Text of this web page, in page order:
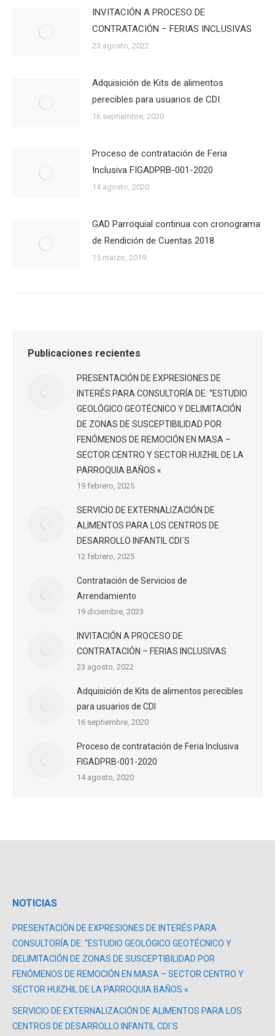
INVITACIÓN A PROCESO DE
CONTRATACIÓN – FERIAS INCLUSIVAS
23 agosto, 2022
Adquisición de Kits de alimentos
perecibles para usuarios de CDI
16 septiembre, 2020
Proceso de contratación de Feria
Inclusiva FIGADPRB-001-2020
14 agosto, 2020
GAD Parroquial continua con cronograma
de Rendición de Cuentas 2018
15 marzo, 2019
Publicaciones recientes
PRESENTACIÓN DE EXPRESIONES DE
INTERÉS PARA CONSULTORÍA DE: “ESTUDIO
GEOLÓGICO GEOTÉCNICO Y DELIMITACIÓN
DE ZONAS DE SUSCEPTIBILIDAD POR
FENÓMENOS DE REMOCIÓN EN MASA –
SECTOR CENTRO Y SECTOR HUIZHIL DE LA
PARROQUIA BAÑOS «
19 febrero, 2025
SERVICIO DE EXTERNALIZACIÓN DE
ALIMENTOS PARA LOS CENTROS DE
DESARROLLO INFANTIL CDI´S
12 febrero, 2025
Contratación de Servicios de
Arrendamiento
19 diciembre, 2023
INVITACIÓN A PROCESO DE
CONTRATACIÓN – FERIAS INCLUSIVAS
23 agosto, 2022
Adquisición de Kits de alimentos perecibles
para usuarios de CDI
16 septiembre, 2020
Proceso de contratación de Feria Inclusiva
FIGADPRB-001-2020
14 agosto, 2020
NOTICIAS
PRESENTACIÓN DE EXPRESIONES DE INTERÉS PARA
CONSULTORÍA DE: “ESTUDIO GEOLÓGICO GEOTÉCNICO Y
DELIMITACIÓN DE ZONAS DE SUSCEPTIBILIDAD POR
FENÓMENOS DE REMOCIÓN EN MASA – SECTOR CENTRO Y
SECTOR HUIZHIL DE LA PARROQUIA BAÑOS «
SERVICIO DE EXTERNALIZACIÓN DE ALIMENTOS PARA LOS
CENTROS DE DESARROLLO INFANTIL CDI´S